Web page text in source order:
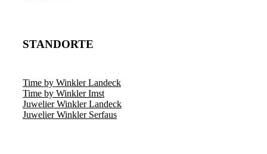
STANDORTE
Time by Winkler Landeck
Time by Winkler Imst
Juwelier Winkler Landeck
Juwelier Winkler Serfaus